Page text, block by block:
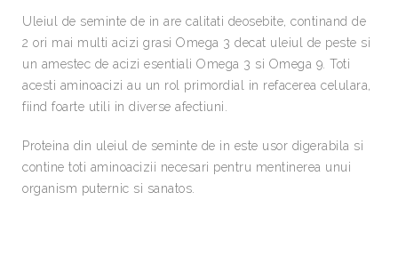
Uleiul de seminte de in are calitati deosebite, continand de
2 ori mai multi acizi grasi Omega 3 decat uleiul de peste si
un amestec de acizi esentiali Omega 3 si Omega 9. Toti
acesti aminoacizi au un rol primordial in refacerea celulara,
fiind foarte utili in diverse afectiuni.
Proteina din uleiul de seminte de in este usor digerabila si
contine toti aminoacizii necesari pentru mentinerea unui
organism puternic si sanatos.